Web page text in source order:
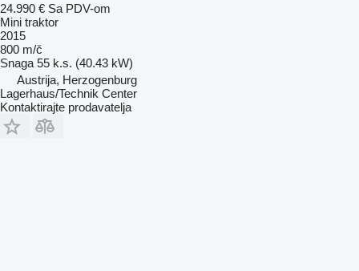
24.990 € Sa PDV-om
Mini traktor
2015
800 m/č
Snaga 55 k.s. (40.43 kW)
Austrija, Herzogenburg
Lagerhaus/Technik Center
Kontaktirajte prodavatelja